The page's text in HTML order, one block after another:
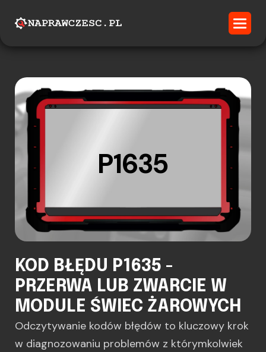
P1635
KOD BŁĘDU P1635 -
PRZERWA LUB ZWARCIE W
MODULE ŚWIEC ŻAROWYCH
Odczytywanie kodów błędów to kluczowy krok
w diagnozowaniu problemów z którymkolwiek